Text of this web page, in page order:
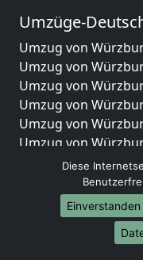
Umzüge-
Umzug von
Umzug von
Umzug von
Umzug von
Umzug von
Umzug von
Umzug von
Umzug von
Umzug von
Umzug von
Umzug von
Diese
Einverstanden